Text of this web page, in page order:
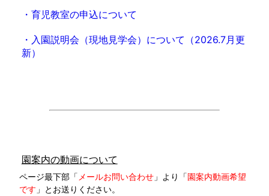
・育児教室の申込について
・入園説明会（現地見学会）について（2026.7月更
新）
園案内の動画について
ページ最下部「 メールお問い合わせ 」より「園案内動画希望
です 」とお送りください。